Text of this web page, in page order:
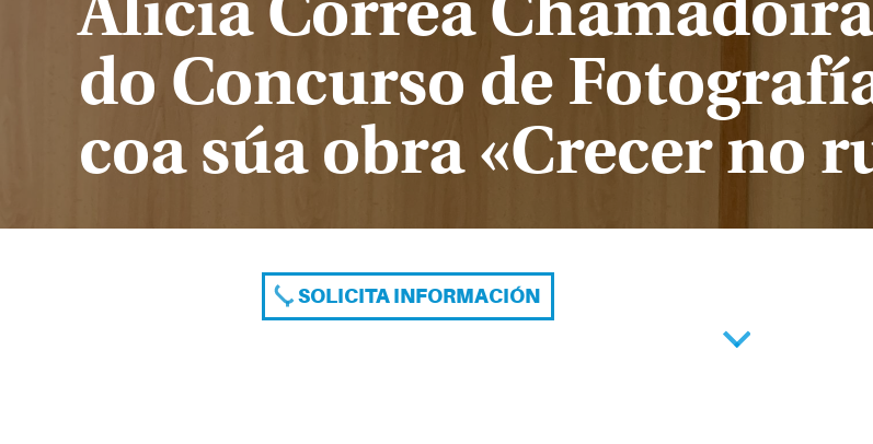
Alicia Correa
do Concurso de
coa súa obra «Crecer no
SOLICITA INFORMACIÓN